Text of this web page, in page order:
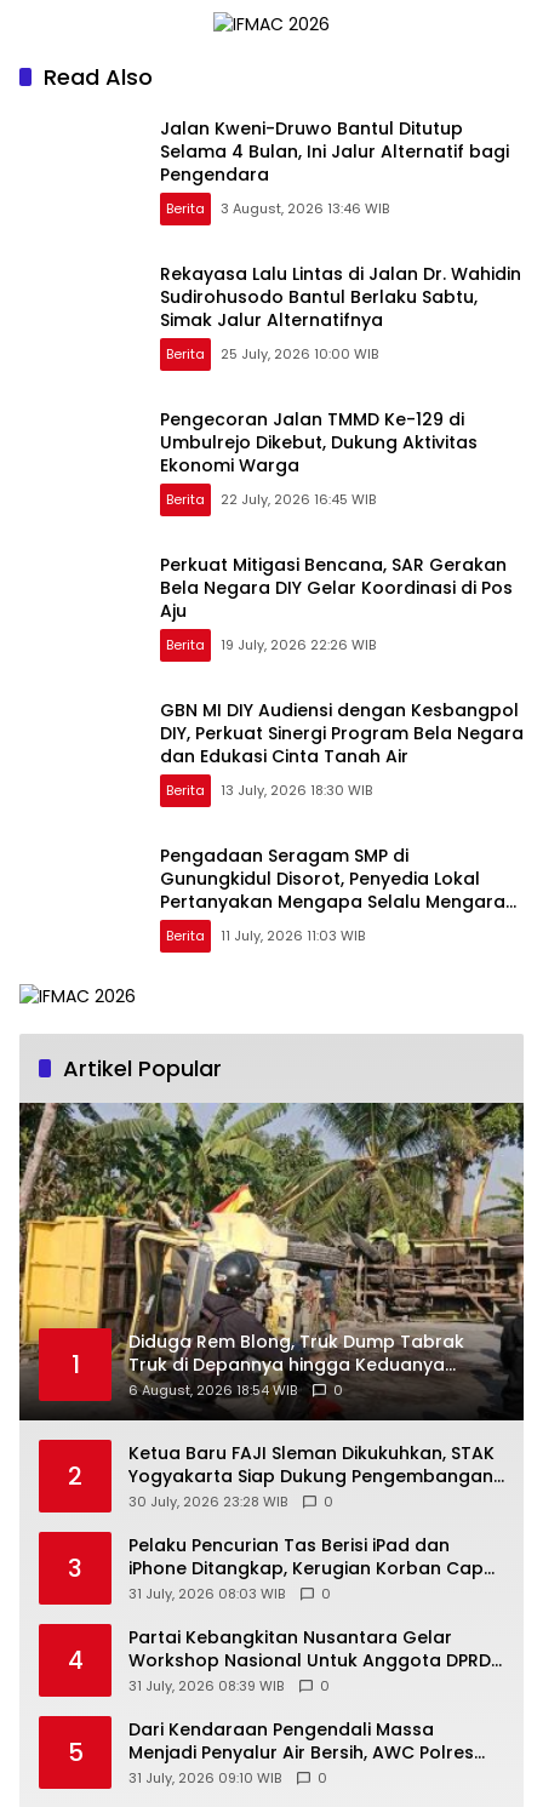
Selalu Mengarah ke
Vendor yang Sama
Read Also
Jalan Kweni-Druwo Bantul Ditutup
Selama 4 Bulan, Ini Jalur Alternatif bagi
Pengendara
Berita 3 August, 2026 13:46 WIB
Rekayasa Lalu Lintas di Jalan Dr. Wahidin
Sudirohusodo Bantul Berlaku Sabtu,
Simak Jalur Alternatifnya
Berita 25 July, 2026 10:00 WIB
Pengecoran Jalan TMMD Ke-129 di
Umbulrejo Dikebut, Dukung Aktivitas
Ekonomi Warga
Berita 22 July, 2026 16:45 WIB
Perkuat Mitigasi Bencana, SAR Gerakan
Bela Negara DIY Gelar Koordinasi di Pos
Aju
Berita 19 July, 2026 22:26 WIB
GBN MI DIY Audiensi dengan Kesbangpol
DIY, Perkuat Sinergi Program Bela Negara
dan Edukasi Cinta Tanah Air
Berita 13 July, 2026 18:30 WIB
Pengadaan Seragam SMP di
Gunungkidul Disorot, Penyedia Lokal
Pertanyakan Mengapa Selalu Mengarah
ke Vendor yang Sama
Berita 11 July, 2026 11:03 WIB
Artikel Popular
1
Diduga Rem Blong, Truk Dump Tabrak
Truk di Depannya hingga Keduanya
Terguling di Patuk
6 August, 2026 18:54 WIB 0
2
Ketua Baru FAJI Sleman Dikukuhkan, STAK
Yogyakarta Siap Dukung Pengembangan
Arung Jeram DIY
30 July, 2026 23:28 WIB 0
3
Pelaku Pencurian Tas Berisi iPad dan
iPhone Ditangkap, Kerugian Korban Capai
Rp25 Juta
31 July, 2026 08:03 WIB 0
4
Partai Kebangkitan Nusantara Gelar
Workshop Nasional Untuk Anggota DPRD
Kabupaten/Kota di Yogyakarta
31 July, 2026 08:39 WIB 0
5
Dari Kendaraan Pengendali Massa
Menjadi Penyalur Air Bersih, AWC Polres
Gunungkidul Bantu Warga Kekeringan
31 July, 2026 09:10 WIB 0